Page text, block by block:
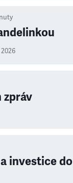
2026
zpráv
investice